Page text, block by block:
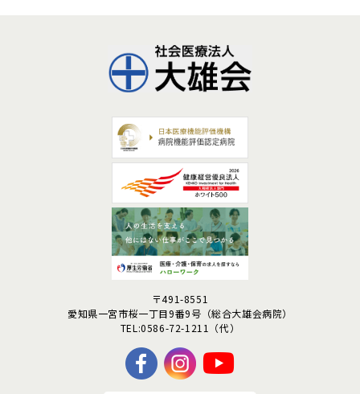
〒491-8551
愛知県一宮市桜一丁目9番9号 （総合大雄会病院）
TEL:0586-72-1211（代）